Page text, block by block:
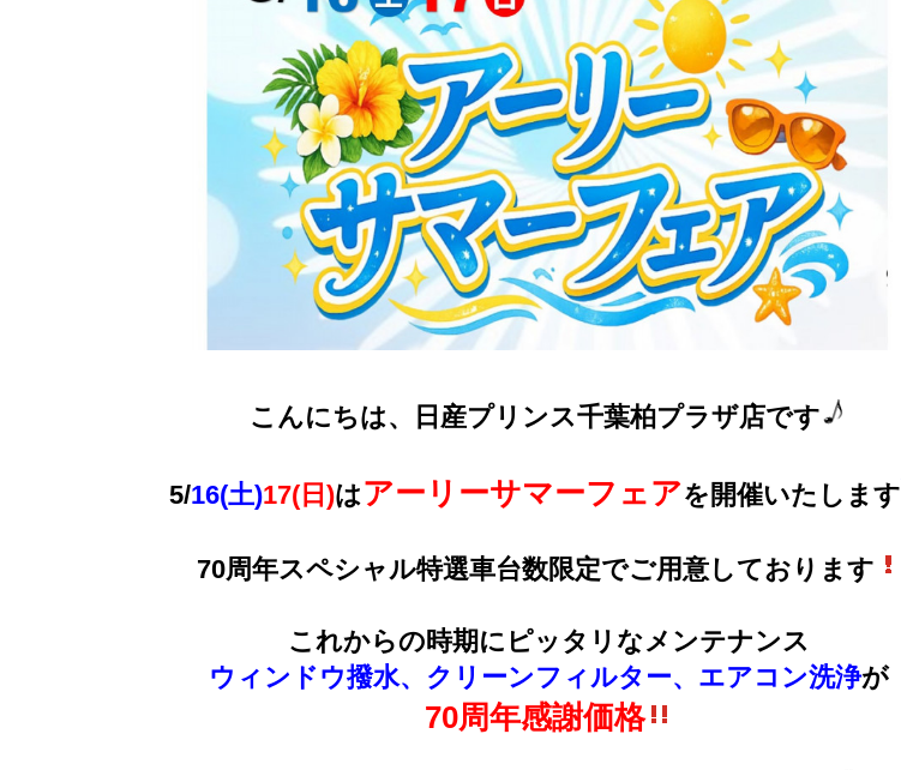
こんにちは、日産プリンス千葉柏プラザ店です
5/16(土)17(日)はアーリーサマーフェアを開催いたします
70周年スペシャル特選車台数限定でご用意しております
これからの時期にピッタリなメンテナンス
ウィンドウ撥水、クリーンフィルター、エアコン洗浄が
70周年感謝価格